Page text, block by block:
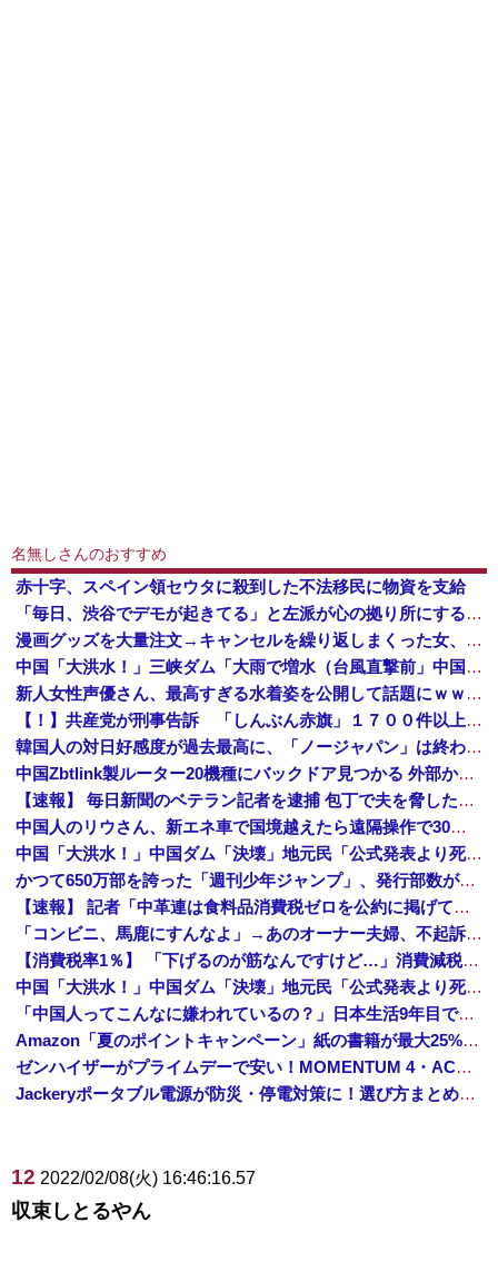
名無しさんのおすすめ
赤十字、スペイン領セウタに殺到した不法移民に物資を支給
「毎日、渋谷でデモが起きてる」と左派が心の拠り所にする動画、目撃者から総ツッコミを食らってしまっており……
漫画グッズを大量注文→キャンセルを繰り返しまくった女、逮捕される 被害総額〇〇億
中国「大洪水！」三峡ダム「大雨で増水（台風直撃前」中国ダム「緊急放流！」中国鉄道「列車が走行中に流される」中国避難所「支援物資は有料です」謎の勢力「え」→
新人女性声優さん、最高すぎる水着姿を公開して話題にｗｗｗｗｗｗ
【！】共産党が刑事告訴 「しんぶん赤旗」１７００件以上の虚偽購読申し込み 「厳重な処罰を求める」
韓国人の対日好感度が過去最高に、「ノージャパン」は終わった？＝ネット「中国より100倍いい」
中国Zbtlink製ルーター20機種にバックドア見つかる 外部から完全制御のおそれ
【速報】 毎日新聞のベテラン記者を逮捕 包丁で夫を脅した容疑
中国人のリウさん、新エネ車で国境越えたら遠隔操作で30時間ロックされる！
中国「大洪水！」中国ダム「決壊」地元民「公式発表より死者多い！」中国政府「住民拘束！（安否不明」中国当局「救助隊動画も削除」台風13号「三峡ダム接近中」→
かつて650万部を誇った「週刊少年ジャンプ」、発行部数が初の100万部割れ
【速報】 記者「中革連は食料品消費税ゼロを公約に掲げていたが？」→階猛氏「そ、それは財源確保という条件付き」
「コンビニ、馬鹿にすんなよ」→あのオーナー夫婦、不起訴ｗｗｗｗｗｗｗｗｗ
【消費税率1％】 「下げるのが筋なんですけど…」消費減税で値下がりする分と同じだけ商品を値上げして店頭価格を変えない店も
中国「大洪水！」中国ダム「決壊」地元民「公式発表より死者多い！」中国政府「住民拘束！（安否不明」中国当局「救助隊動画も削除」台風13号「三峡ダム接近中」→
「中国人ってこんなに嫌われているの？」日本生活9年目で明かす本心！
Amazon「夏のポイントキャンペーン」紙の書籍が最大25%ポイント還元 対象と条件を整理（2026年7月）
ゼンハイザーがプライムデーで安い！MOMENTUM 4・ACCENTUMなど対象モデルまとめ！
Jackeryポータブル電源が防災・停電対策に！選び方まとめ【プライムデー最終日】
12 2022/02/08(火) 16:46:16.57
収束しとるやん